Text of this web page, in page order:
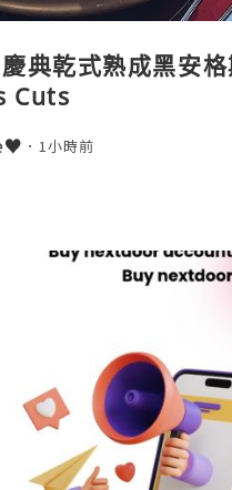
典乾式熟成黑安
Cuts
1小時前